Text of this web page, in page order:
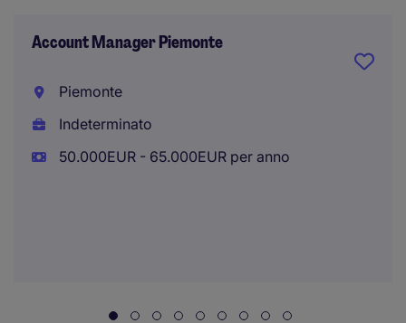
Account Manager Piemonte
Piemonte
Indeterminato
50.000EUR - 65.000EUR per anno